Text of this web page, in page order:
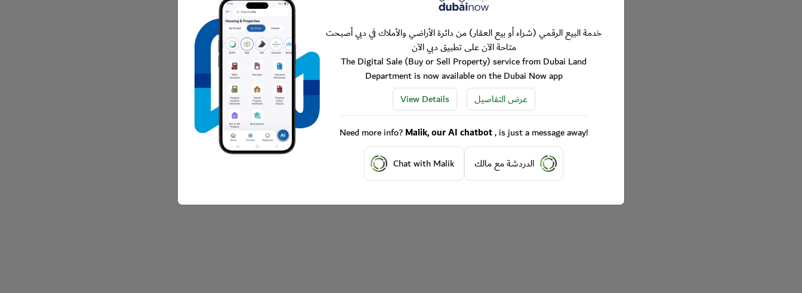
خدمة البيع الرقمي (شراء أو بيع العقار) من دائرة الأراضي والأملاك في دبي أصبحت
متاحة الآن على تطبيق دبي الآن
The Digital Sale (Buy or Sell Property) service from Dubai Land
Department is now available on the Dubai Now app
View Details
عرض التفاصيل
Need more info?Malik, our AI chatbot, is just a message away!
Chat with Malik
الدردشة مع مالك